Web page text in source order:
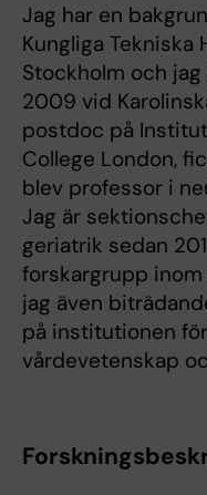
Jag har en
Kungliga Tekniska
Stockholm och
2009 vid
postdoc på
College London,
blev professor i
Jag är
geriatrik sedan
forskargrupp inom
jag även
på institutionen
vårdevetenskap